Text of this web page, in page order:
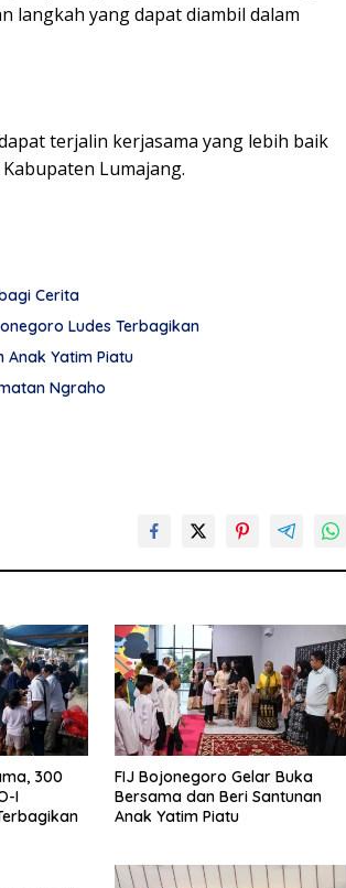
langkah yang dapat diambil dalam
terjalin kerjasama yang lebih baik
Lumajang.
Cerita
Ludes Terbagikan
Anak Yatim Piatu
Ngraho
300
I
FIJ Bojonegoro Gelar Buka
Bersama dan Beri Santunan
Anak Yatim Piatu